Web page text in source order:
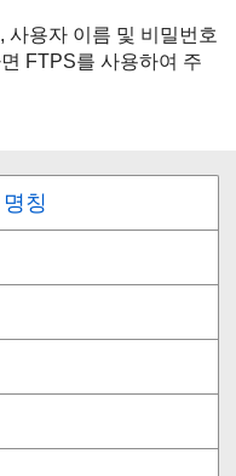
사용자 이름 및 비밀번호
FTPS를 사용하여 주
칭